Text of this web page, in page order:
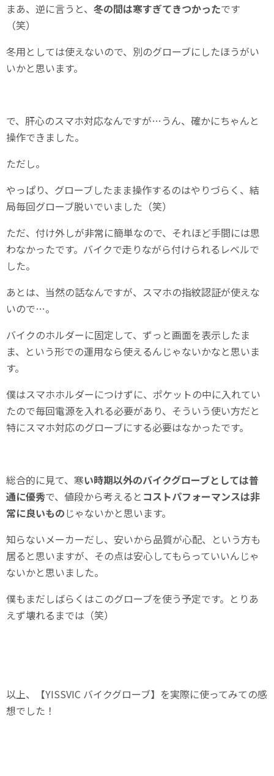
まあ、逆に言うと、 冬の間は寒すぎてきつかったです
（笑）
冬用としては使えないので、別のグローブにしたほうがい
いかと思います。
で、肝心のスマホ対応なんですが…うん、確かにちゃんと
操作できました。
ただし。
やっぱり、グローブしたまま操作するのはやりづらく、結
局毎回グローブ脱いでいました（笑）
ただ、付け外しが非常に簡単なので、それほど手間には思
わなかったです。バイクで走りながら付けられるレベルで
した。
あとは、当然の話なんですが、スマホの指紋認証が使えな
いので…。
バイクのホルダーに固定して、ずっと画面を表示したま
ま、という形での運用なら使えるんじゃないかなと思いま
す。
僕はスマホホルダーにつけずに、ポケットの中に入れてい
たので毎回電源を入れる必要があり、そういう使い方だと
特にスマホ対応のグローブにする必要はなかったです。
総合的に見て、寒い時期以外のバイクグローブとしては普
通に優秀で、値段から考えると コストパフォーマンスは非
常に良いものじゃないかと思います。
知らないメーカーだし、安いから品質が心配、という方も
居ると思いますが、その点は安心してもらっていいんじゃ
ないかと思いました。
僕もまだしばらくはこのグローブを使う予定です。とりあ
えず壊れるまでは（笑）
以上、【YISSVIC バイクグローブ】を実際に使ってみての感
想でした！